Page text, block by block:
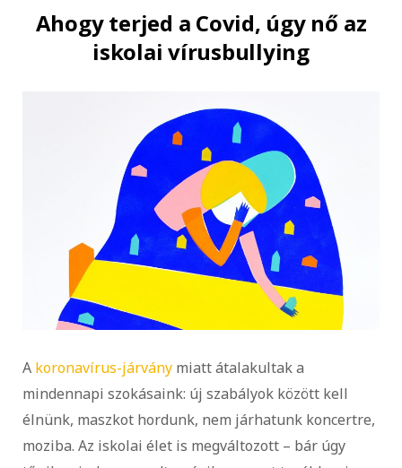
Ahogy terjed a Covid, úgy nő az
iskolai vírusbullying
A koronavírus-járvány miatt átalakultak a
mindennapi szokásaink: új szabályok között kell
élnünk, maszkot hordunk, nem járhatunk koncertre,
moziba. Az iskolai élet is megváltozott – bár úgy